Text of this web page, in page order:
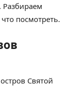
посмотреть.
Святой